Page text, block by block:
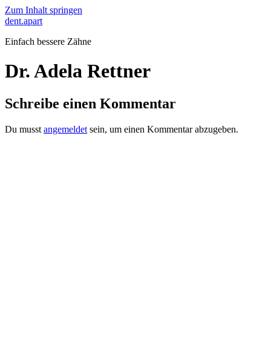
Zum Inhalt springen
dent.apart
Einfach bessere Zähne
Dr. Adela Rettner
Schreibe einen Kommentar
Du musst angemeldet sein, um einen Kommentar abzugeben.